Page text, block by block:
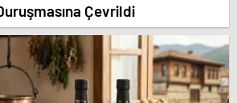
Çevrildi